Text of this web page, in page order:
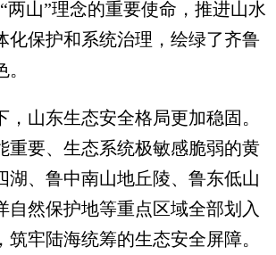
两山”理念的重要使命，推进山水
化保护和系统治理，绘绿了齐鲁
山东生态安全格局更加稳固。
重要、生态系统极敏感脆弱的黄
湖、鲁中南山地丘陵、鲁东低山
自然保护地等重点区域全部划入
筑牢陆海统筹的生态安全屏障。